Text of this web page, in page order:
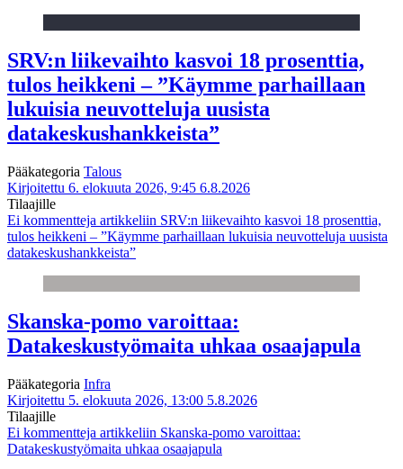
SRV:n liikevaihto kasvoi 18 prosenttia,
tulos heikkeni – ”Käymme parhaillaan
lukuisia neuvotteluja uusista
datakeskushankkeista”
Pääkategoria Talous
Kirjoitettu 6. elokuuta 2026, 9:45 6.8.2026
Tilaajille
Ei kommentteja artikkeliin SRV:n liikevaihto kasvoi 18 prosenttia,
tulos heikkeni – ”Käymme parhaillaan lukuisia neuvotteluja uusista
datakeskushankkeista”
Skanska-pomo varoittaa:
Datakeskustyömaita uhkaa osaajapula
Pääkategoria Infra
Kirjoitettu 5. elokuuta 2026, 13:00 5.8.2026
Tilaajille
Ei kommentteja artikkeliin Skanska-pomo varoittaa:
Datakeskustyömaita uhkaa osaajapula